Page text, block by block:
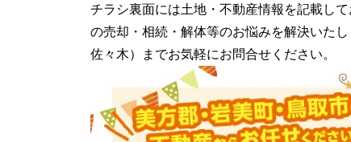
チラシ裏面には土地・不動産情報を記載し
の売却・相続・解体等のお悩みを解決いた
佐々木）までお気軽にお問合せください。